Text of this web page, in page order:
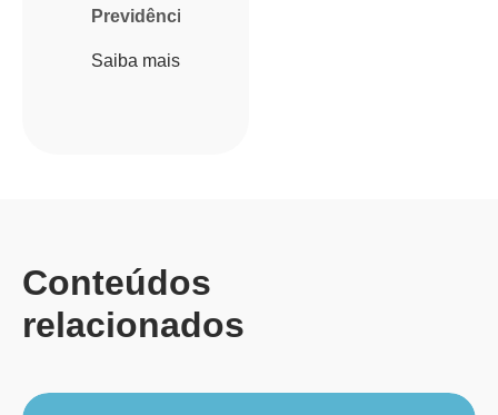
Previdência
Saiba mais
Conteúdos
relacionados